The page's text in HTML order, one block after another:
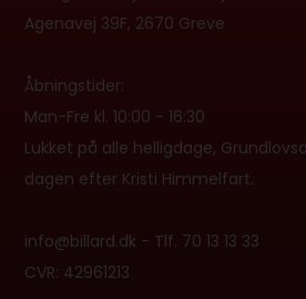
Agenavej 39F, 2670 Greve
Åbningstider:
Man-Fre kl. 10:00 - 16:30
Lukket på alle helligdage,
dagen efter Kristi Himmelfart.
info@billard.dk - Tlf. 70 13 13 33
CVR: 42961213